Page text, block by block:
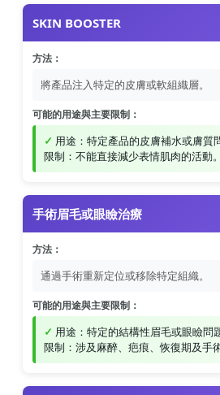
SKIN BOOSTER
方法：
將產品注入特定的皮膚或軟組織層。
可能的用途與主要限制：
用途：特定產品的皮膚補水或膚質
限制：不能直接減少表情肌肉的活動。
手術眉毛或眼瞼治療
方法：
通過手術重新定位或移除特定組織。
可能的用途與主要限制：
用途：特定的結構性眉毛或眼瞼問題
限制：涉及麻醉、疤痕、恢復期及手